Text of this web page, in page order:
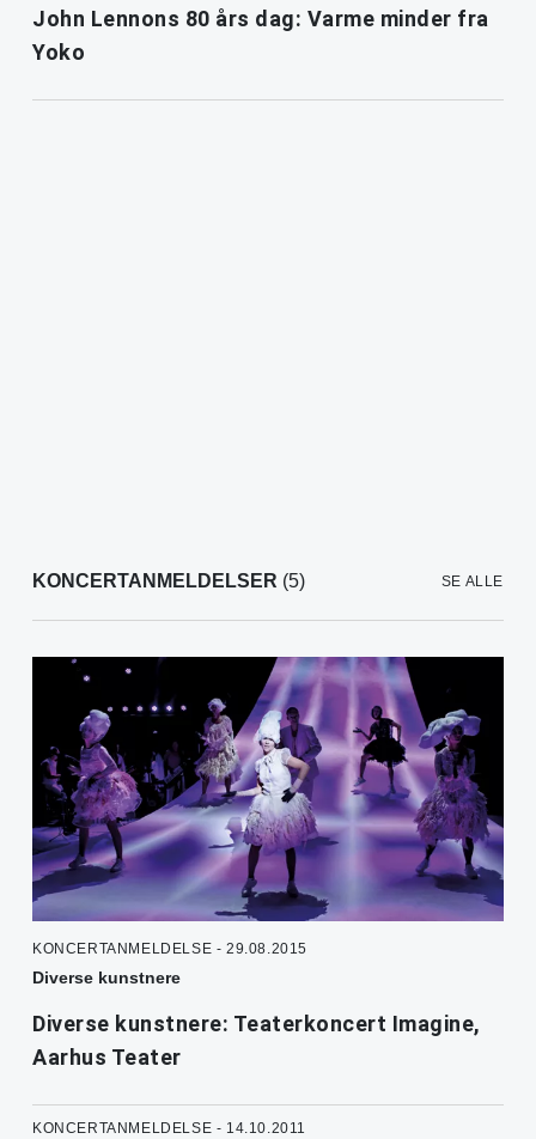
John Lennons 80 års dag: Varme minder fra
Yoko
KONCERTANMELDELSER (5) SE ALLE
KONCERTANMELDELSE - 29.08.2015
Diverse kunstnere
Diverse kunstnere: Teaterkoncert Imagine,
Aarhus Teater
KONCERTANMELDELSE - 14.10.2011